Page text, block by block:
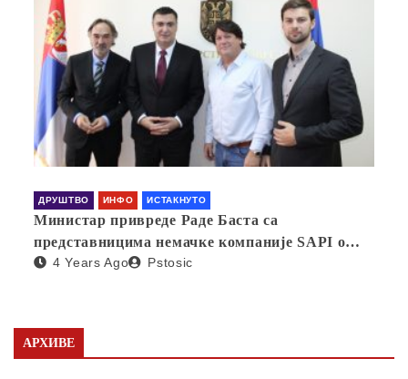
ДРУШТВО ИНФО ИСТАКНУТО
Министар привреде Раде Баста са
представницима немачке компаније SAPI о
отварању фабрике у Србији
4 Years Ago Pstosic
АРХИВЕ